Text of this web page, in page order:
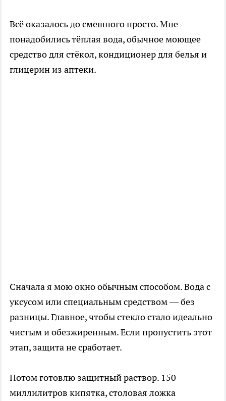
Всё оказалось до смешного просто. Мне
понадобились тёплая вода, обычное моющее
средство для стёкол, кондиционер для белья и
глицерин из аптеки.
Сначала я мою окно обычным способом. Вода с
уксусом или специальным средством — без
разницы. Главное, чтобы стекло стало идеально
чистым и обезжиренным. Если пропустить этот
этап, защита не сработает.
Потом готовлю защитный раствор. 150
миллилитров кипятка, столовая ложка